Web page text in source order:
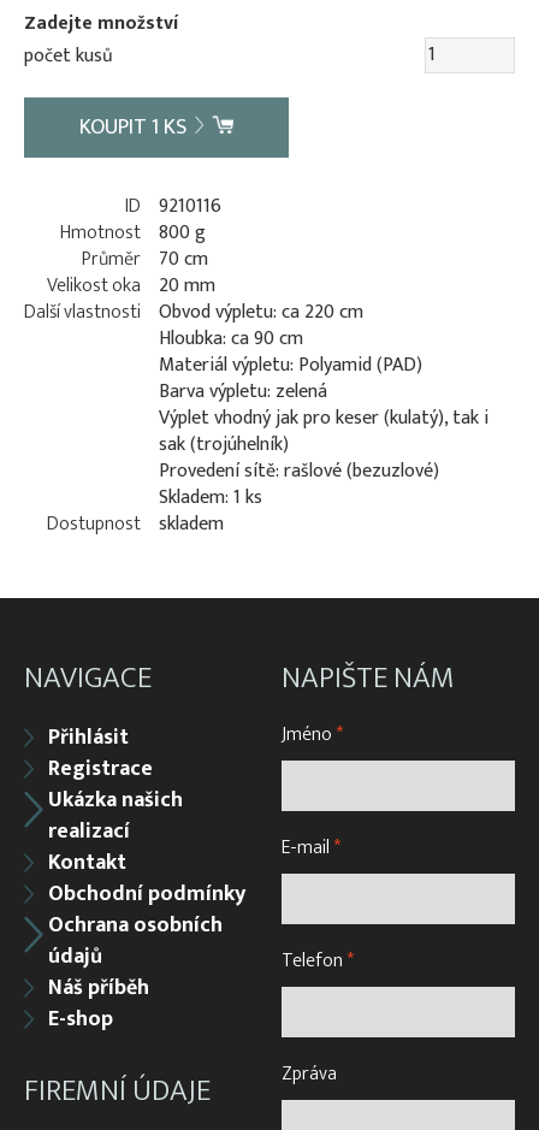
Zadejte množství
počet kusů
KOUPIT1 KS
ID 9210116
Hmotnost 800 g
Průměr 70 cm
Velikost oka
20 mm
Další vlastnosti Obvod výpletu: ca 220 cm
Hloubka: ca 90 cm
Materiál výpletu: Polyamid (PAD)
Barva výpletu: zelená
Výplet vhodný jak pro keser (kulatý), tak i
sak (trojúhelník)
Provedení sítě: rašlové (bezuzlové)
Skladem: 1 ks
Dostupnost skladem
NAVIGACE
Přihlásit
Registrace
Ukázka našich
realizací
Kontakt
Obchodní podmínky
Ochrana osobních
údajů
Náš příběh
E-shop
FIREMNÍ ÚDAJE
NAPIŠTE NÁM
Jméno*
E-mail*
Telefon*
Zpráva